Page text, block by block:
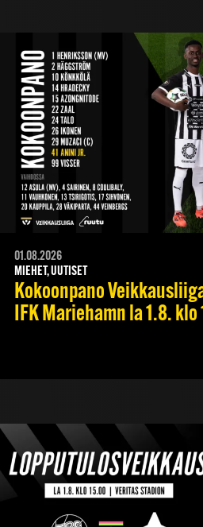
01.08.2026
MIEHET, UUTISET
Kokoonpano
IFK Mariehamn la 1.8.